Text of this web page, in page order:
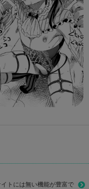
トには無い機能が豊富で